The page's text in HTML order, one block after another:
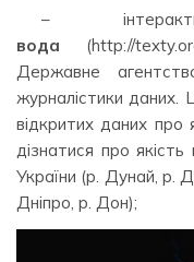
–
вода (http://
Державне
журналістики даних.
відкритих даних
дізнатися про якість
України (р. Дунай, р.
Дніпро, р. Дон);